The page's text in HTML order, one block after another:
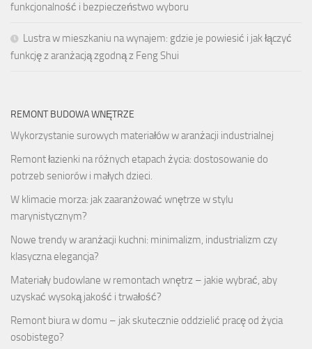
funkcjonalność i bezpieczeństwo wyboru
Lustra w mieszkaniu na wynajem: gdzie je powiesić i jak łączyć
funkcję z aranżacją zgodną z Feng Shui
REMONT BUDOWA WNĘTRZE
Wykorzystanie surowych materiałów w aranżacji industrialnej
Remont łazienki na różnych etapach życia: dostosowanie do
potrzeb seniorów i małych dzieci.
W klimacie morza: jak zaaranżować wnętrze w stylu
marynistycznym?
Nowe trendy w aranżacji kuchni: minimalizm, industrializm czy
klasyczna elegancja?
Materiały budowlane w remontach wnętrz – jakie wybrać, aby
uzyskać wysoką jakość i trwałość?
Remont biura w domu – jak skutecznie oddzielić pracę od życia
osobistego?